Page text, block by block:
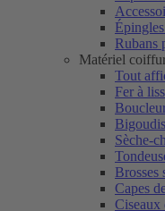
Rubans
Matériel
Tout
Fer à
Sèche-
Brosses
Capes
Ciseaux